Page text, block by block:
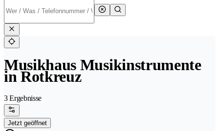
Musikhaus Musikinstrumente
in Rotkreuz
3 Ergebnisse
Jetzt geöffnet